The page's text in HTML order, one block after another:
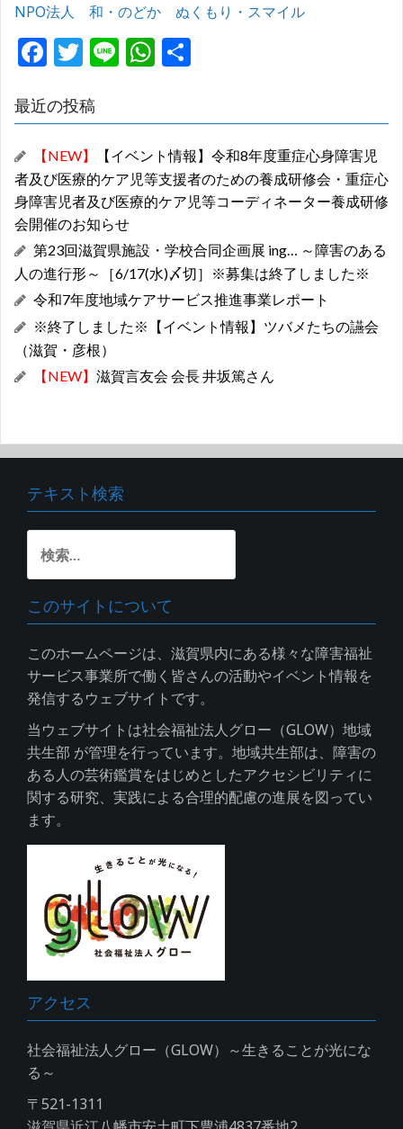
NPO法人 和・のどか ぬくもり・スマイル
F
e
o
o
k
T
itt
Li W
A
p
最近の投稿
【NEW】
【イベント情報】令和8年度重症心身障害児
者及び医療的ケア児等支援者のための養成研修会・重症心
身障害児者及び医療的ケア児等コーディネーター養成研修
会開催のお知らせ
第23回滋賀県施設・学校合同企画展 ing… ～障害のある
人の進行形～［6/17(水)〆切］※募集は終了しました※
令和7年度地域ケアサービス推進事業レポート
※終了しました※【イベント情報】ツバメたちの讌会
（滋賀・彦根）
【NEW】 滋賀言友会 会長 井坂篤さん
テキスト検索
索:
このサイトについて
このホームページは、滋賀県内にある様々な障害福祉
サービス事業所で働く皆さんの活動やイベント情報を
発信するウェブサイトです。
当ウェブサイトは社会福祉法人グロー（GLOW）地域
共生部 が管理を行っています。地域共生部は、障害の
ある人の芸術鑑賞をはじめとしたアクセシビリティに
関する研究、実践による合理的配慮の進展を図ってい
ます。
アクセス
社会福祉法人グロー（GLOW）～生きることが光にな
る～
〒521-1311